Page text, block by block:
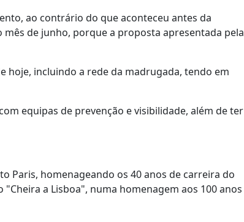
ao contrário do que aconteceu antes da
de junho, porque a proposta apresentada pela
hoje, incluindo a rede da madrugada, tendo em
equipas de prevenção e visibilidade, além de ter
Paris, homenageando os 40 anos de carreira do
a Lisboa", numa homenagem aos 100 anos